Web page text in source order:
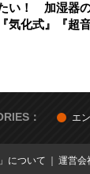
い！ 加湿器
気化式』『超
： エ
について 運営会